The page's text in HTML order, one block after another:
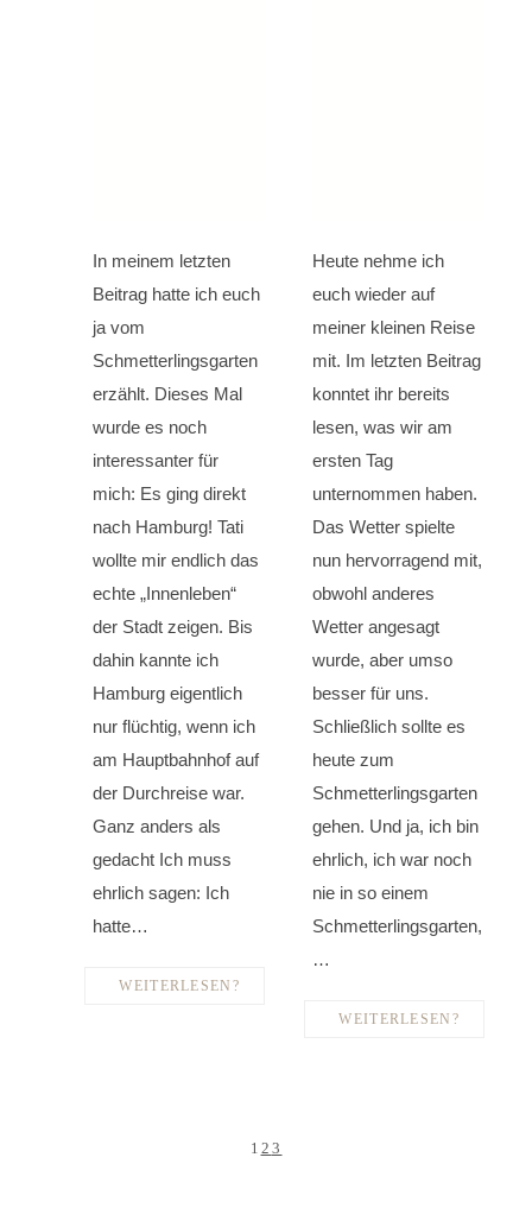
In meinem letzten
Beitrag hatte ich euch
ja vom
Schmetterlingsgarten
erzählt. Dieses Mal
wurde es noch
interessanter für
mich: Es ging direkt
nach Hamburg! Tati
wollte mir endlich das
echte „Innenleben“
der Stadt zeigen. Bis
dahin kannte ich
Hamburg eigentlich
nur flüchtig, wenn ich
am Hauptbahnhof auf
der Durchreise war.
Ganz anders als
gedacht Ich muss
ehrlich sagen: Ich
hatte…
WEITERLESEN?
Heute nehme ich
euch wieder auf
meiner kleinen Reise
mit. Im letzten Beitrag
konntet ihr bereits
lesen, was wir am
ersten Tag
unternommen haben.
Das Wetter spielte
nun hervorragend mit,
obwohl anderes
Wetter angesagt
wurde, aber umso
besser für uns.
Schließlich sollte es
heute zum
Schmetterlingsgarten
gehen. Und ja, ich bin
ehrlich, ich war noch
nie in so einem
Schmetterlingsgarten,
…
WEITERLESEN?
1 2 3